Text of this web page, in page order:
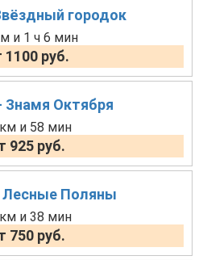
городок
и 1 ч 6 мин
1100 руб.
Знамя Октября
и 58 мин
925 руб.
Лесные Поляны
и 38 мин
750 руб.